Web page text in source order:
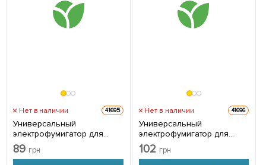
Нет в наличии 41695
Универсальный
электрофумигатор для
пластин и жидкостей ТМ
"Mosquitall"
89 грн
Нет в наличии 41696
Универсальный
электрофумигатор для
пластин и жидкостей ТМ
"Убойная сила"
102 грн